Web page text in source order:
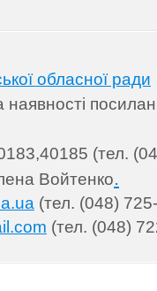
обласної ради
наявності
(тел.
Войтенко.
(тел. (048)
(тел. (048)